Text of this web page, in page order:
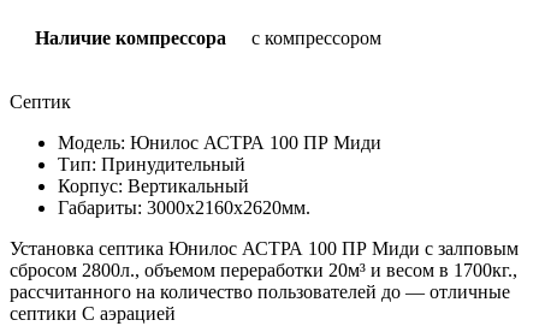
Наличие компрессора с компрессором
Септик
Модель: Юнилос АСТРА 100 ПР Миди
Тип: Принудительный
Корпус: Вертикальный
Габариты: 3000х2160х2620мм.
Установка септика Юнилос АСТРА 100 ПР Миди с залповым
сбросом 2800л., объемом переработки 20м³ и весом в 1700кг.,
рассчитанного на количество пользователей до — отличные
септики С аэрацией